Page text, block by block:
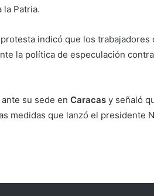
la Patria.
indicó que los trabajadores
la política de especulación
su sede en Caracas y señaló
medidas que lanzó el presidente